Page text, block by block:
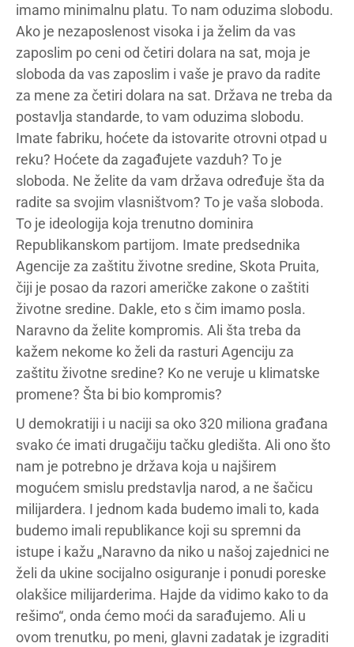
imamo minimalnu platu. To nam oduzima slobodu.
Ako je nezaposlenost visoka i ja želim da vas
zaposlim po ceni od četiri dolara na sat, moja je
sloboda da vas zaposlim i vaše je pravo da radite
za mene za četiri dolara na sat. Država ne treba da
postavlja standarde, to vam oduzima slobodu.
Imate fabriku, hoćete da istovarite otrovni otpad u
reku? Hoćete da zagađujete vazduh? To je
sloboda. Ne želite da vam država određuje šta da
radite sa svojim vlasništvom? To je vaša sloboda.
To je ideologija koja trenutno dominira
Republikanskom partijom. Imate predsednika
Agencije za zaštitu životne sredine, Skota Pruita,
čiji je posao da razori američke zakone o zaštiti
životne sredine. Dakle, eto s čim imamo posla.
Naravno da želite kompromis. Ali šta treba da
kažem nekome ko želi da rasturi Agenciju za
zaštitu životne sredine? Ko ne veruje u klimatske
promene? Šta bi bio kompromis?
U demokratiji i u naciji sa oko 320 miliona građana
svako će imati drugačiju tačku gledišta. Ali ono što
nam je potrebno je država koja u najširem
mogućem smislu predstavlja narod, a ne šačicu
milijardera. I jednom kada budemo imali to, kada
budemo imali republikance koji su spremni da
istupe i kažu „Naravno da niko u našoj zajednici ne
želi da ukine socijalno osiguranje i ponudi poreske
olakšice milijarderima. Hajde da vidimo kako to da
rešimo“, onda ćemo moći da sarađujemo. Ali u
ovom trenutku, po meni, glavni zadatak je izgraditi